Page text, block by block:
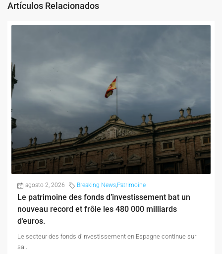
Artículos Relacionados
agosto 2, 2026 Breaking News,Patrimoine
Le patrimoine des fonds d’investissement bat un
nouveau record et frôle les 480 000 milliards
d’euros.
Le secteur des fonds d’investissement en Espagne continue sur
sa...